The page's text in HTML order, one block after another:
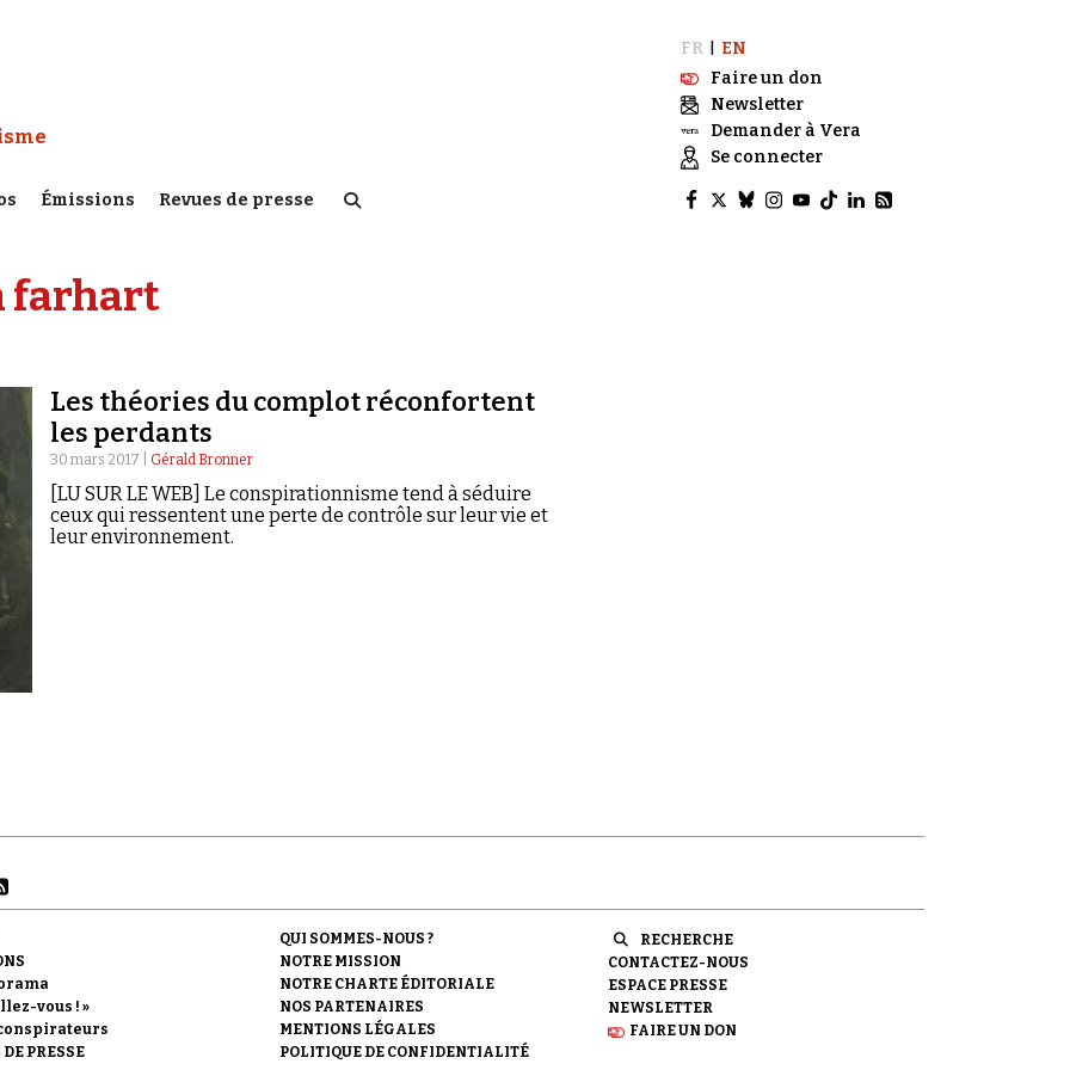
:
Émissions Revues de presse
FR
EN
Faire un don
Newsletter
Demander à Vera
Se connecter
farhart
Les théories du complot réconfortent
les perdants
30 mars 2017 | Gérald Bronner
[LU SUR LE WEB] Le conspirationnisme tend à séduire
ceux qui ressentent une perte de contrôle sur leur vie et
leur environnement.
vous ! »
PRESSE
QUI SOMMES-NOUS ?
NOTRE MISSION
NOTRE CHARTE ÉDITORIALE
NOS PARTENAIRES
MENTIONS LÉGALES
POLITIQUE DE CONFIDENTIALITÉ
RECHERCHE
CONTACTEZ-NOUS
ESPACE PRESSE
NEWSLETTER
FAIRE UN DON